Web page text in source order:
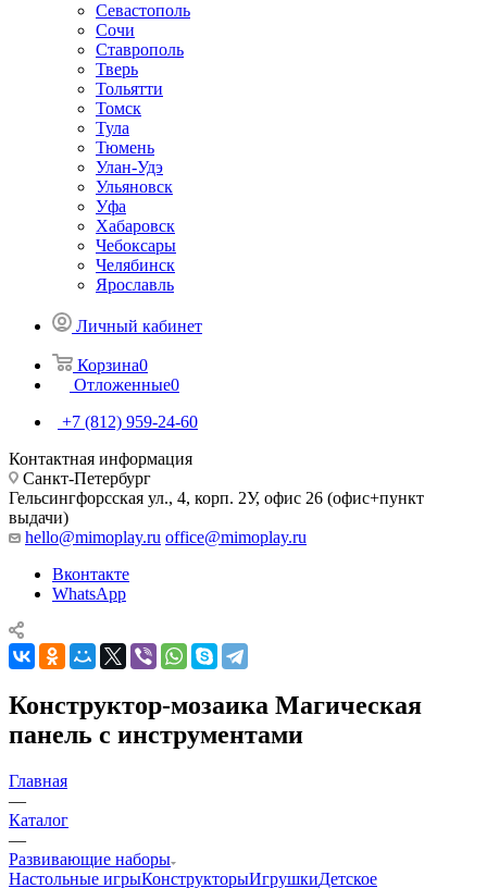
Севастополь
Сочи
Ставрополь
Тверь
Тольятти
Томск
Тула
Тюмень
Улан-Удэ
Ульяновск
Уфа
Хабаровск
Чебоксары
Челябинск
Ярославль
Личный кабинет
Корзина0
Отложенные0
+7 (812) 959-24-60
Контактная информация
Санкт-Петербург
Гельсингфорсская ул., 4, корп. 2У, офис 26 (офис+пункт
выдачи)
hello@mimoplay.ru office@mimoplay.ru
Вконтакте
WhatsApp
Конструктор-мозаика Магическая
панель с инструментами
Главная
—
Каталог
—
Развивающие наборы
Настольные игрыКонструкторыИгрушкиДетское